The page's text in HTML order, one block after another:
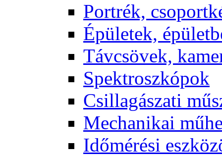
Port­rék,
Épü­le­tek,
Táv­csö­vek,
Spekt­rosz­kó­pok
Csil­la­gá­sza­ti
Me­cha­ni­kai
Idő­mé­ré­si